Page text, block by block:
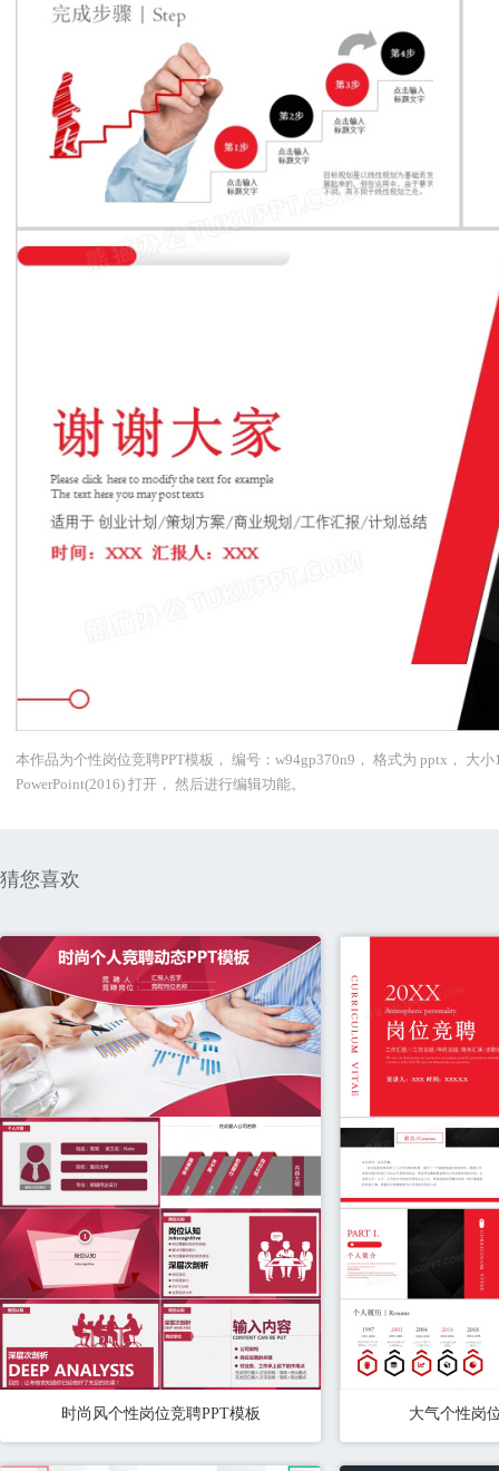
本作品为个性岗位竞聘PPT模板， 编号：w94gp370n9， 格式为 pptx， 大
PowerPoint(2016) 打开， 然后进行编辑功能。
猜您喜欢
时尚风个性岗位竞聘PPT模板 大气个性岗